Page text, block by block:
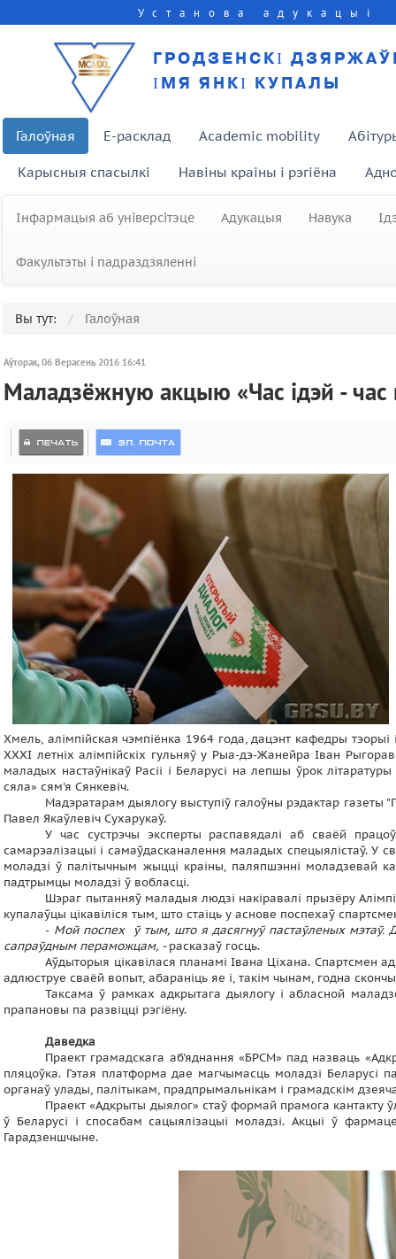
Установа адукацыі
ГРОДЗЕНСКІ
ІМЯ ЯНКІ КУПАЛЫ
Галоўная E-расклад Academic mobility
Карысныя спасылкі Навіны краіны і рэгіёна
Інфармацыя аб універсітэце Адукацыя Навука
Факультэты і падраздзяленні
Вы тут: Галоўная
Аўторак, 06 Верасень 2016 16:41
Маладзёжную акцыю «Час ідэй - час
Хмель, алімпійская чэмпіёнка 1964 года, дацэнт кафедры
XXXI летніх алімпійскіх гульняў у Рыа-дэ-Жанейра Іван
маладых настаўнікаў Расіі і Беларусі на лепшы ўрок
сяла» сям'я Сянкевіч.
Мадэратарам дыялогу выступіў галоўны рэдактар газеты
Павел Якаўлевіч Сухарукаў.
У час сустрэчы эксперты распавядалі аб сваёй
самарэалізацыі і самаўдасканалення маладых спецыялістаў. У
моладзі ў палітычным жыцці краіны, паляпшэнні моладзевай
падтрымцы моладзі ў вобласці.
Шэраг пытанняў маладыя людзі накіравалі прызёру
купалаўцы цікавіліся тым, што стаіць у аснове поспехаў
- Мой поспех ў тым, што я дасягнуў пастаўленых мэтаў.
сапраўдным пераможцам, -расказаў госць.
Аўдыторыя цікавілася планамі Івана Ціхана. Спартсмен
адлюструе сваёй вопыт, абараніць яе і, такім чынам, годна
Таксама ў рамках адкрытага дыялогу і абласной
прапановы па развіцці рэгіёну.
Даведка
Праект грамадскага аб'яднання «БРСМ» пад назваць
пляцоўка. Гэтая платформа дае магчымасць моладзі
органаў улады, палітыкам, прадпрымальнікам і грамадскім
Праект «Адкрыты дыялог» стаў формай прамога кантакту
ў Беларусі і спосабам сацыялізацыі моладзі. Акцыі ў
Гарадзеншчыне.